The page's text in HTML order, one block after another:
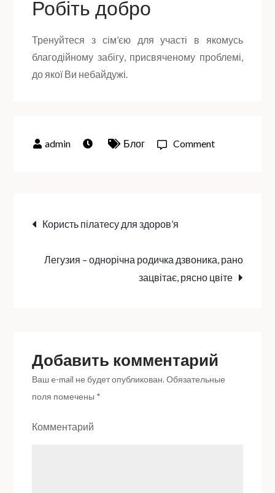
Робіть добро
Тренуйтеся з сім’єю для участі в якомусь
благодійному забігу, присвяченому проблемі,
до якої Ви небайдужі.
Блог Comment
весело
Навигация
по
Користь пілатесу для здоров’я
Легузия – однорічна родичка дзвоника, рано
зацвітає, рясно цвіте
Добавить комментарий
Ваш e-mail не будет опубликован. Обязательные
поля помечены *
Комментарий